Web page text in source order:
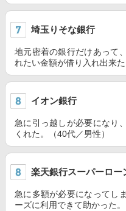
埼玉りそな銀行
地元密着の銀行だけあって
れたい金額が借り入れ出来
イオン銀行
急に引っ越しが必要になり
くれた。（40代／男性）
楽天銀行スーパーロー
急に多額が必要になってし
ーズに利用できて助かった。